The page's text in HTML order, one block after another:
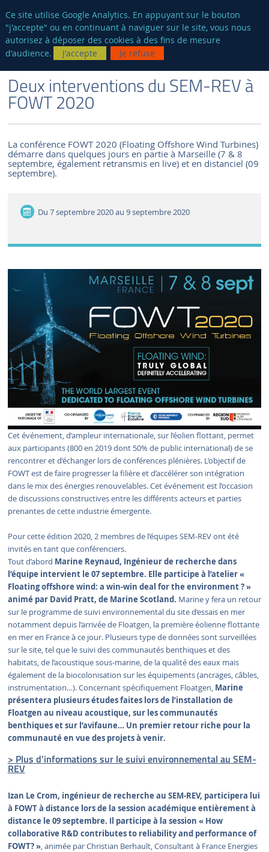
fr
Ce site utilise Google Analytics. En appuyant sur le bouton
"j'accepte" ou en continuant à naviguer sur le site, vous nous
autorisez à déposer des cookies à des fins de mesure
d'audience.
J'accepte Je refuse
Deux interventions du SEM-REV à
FOWT 2020
La conférence FOWT 2020 (Floating Offshore Wind Turbines)
démarre dans quelques jours en partie à Marseille (7 & 8
septembre, également retransmis en live) et en distanciel (09
septembre).
Du 7 septembre 2020 au 9 septembre 2020
Cet événement, d’ampleur internationale, sur l’éolien flottant, permet
aux participants (800 en 2019 dont 50% de public international) de se
rencontrer et d’échanger lors de conférences plénières. L’objectif de
FOWT est de faire progresser la filière et d’accélérer son intégration
dans le mix des énergies renouvelables. Cet événement est l’occasion
de discussions constructives entre les différents acteurs et parties
prenantes de cette industrie émergente.
Pour cette édition 2020, 2 membres de l’équipes SEM-REV ont été
invités en tant que conférenciers.
Tout d’abord Marine Reynaud, Ingénieur de recherche dans
l’équipe intervient le 07 septembre. Elle participe à l’atelier «
Floating offshore wind: a win-win deal for the environment ? »
animé par David Pratt, de Marine Scotland. Marine y fera un retour
sur le programme de suivi environnemental du site d’essais en mer
notamment depuis l’arrivée de Floatgen, la première éolienne flottante
en mer en France à ce jour. Plusieurs type de données sont surveillées
sur le site, tel que le suivi des communautés benthiques et des
habitats, de l’acoustique sous-marine, de la qualité des eaux mais
également de la biocolonisation sur les équipements (ancrages, câbles,
instrumentation…). Concernant spécifiquement Floatgen, Marine
présentera plusieurs études faites lors de l’installation de
Floatgen au niveau acoustique, sur les communautés
benthiques et sur l’avifaune… Un premier retour riche pour la
communauté en vue des projets à venir.
> Plus d’informations sur le suivi environnemental au SEM-
REV
Izan Le Crom, ingénieur de recherche au SEM-REV, participera lui
à FOWT à distance lors de la session académique entièrement à
distance le 09 septembre. Il participe à la session « How
collaborative R&D contributes to reliability and performance of
FOWT? », animée par Christian Berhault, Consultant à France Energies